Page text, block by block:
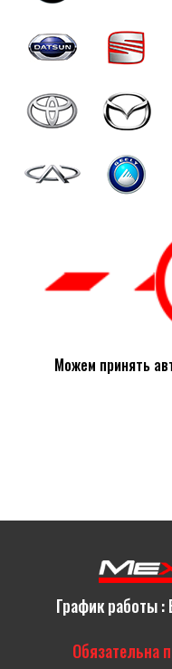
Можем принять
График работы
Обязательна